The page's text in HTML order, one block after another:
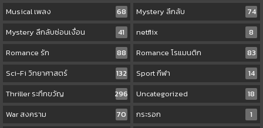
Musical เพลง
68 Mystery ลึกลับ
74
Mystery ลึกลับซ่อนเงื่อน
41 netflix
8
Romance รัก
88 Romance โรแมนติก
83
Sci-Fi วิทยาศาสตร์
132 Sport กีฬา
14
Thriller ระทึกขวัญ
296 Uncategorized
18
War สงคราม
70 กระรอก
1